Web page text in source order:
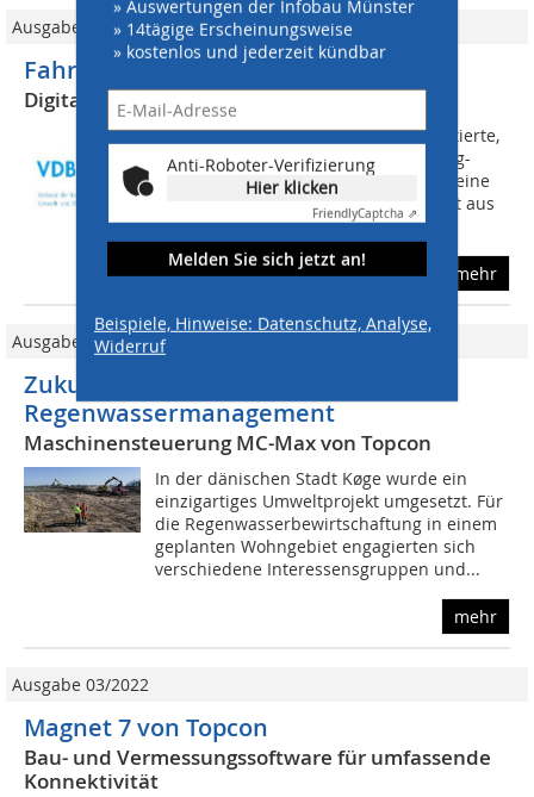
» Auswertungen der Infobau Münster
» 14tägige Erscheinungsweise
» kostenlos und jederzeit kündbar
Anti-Roboter-Verifizierung
Hier klicken
FriendlyCaptcha ⇗
Melden Sie sich jetzt an!
Beispiele, Hinweise: Datenschutz, Analyse,
Widerruf
Ausgabe 02/2018
Fahrbahnerneuerung 4.0
Digitaler Workflow
Wie erneuert man eine hoch frequentierte,
1,4 km lange und 31 m breite Flugzeug-
Startbahn in nur 5 Tagen? Wie bringt eine
Planänderung einen Bauprozess nicht aus
dem Takt? Antworten dazu erhielten...
mehr
Ausgabe 4/2024
Zukunftsweisendes
Regenwassermanagement
Maschinensteuerung MC-Max von Topcon
In der dänischen Stadt Køge wurde ein
einzigartiges Umweltprojekt umgesetzt. Für
die Regenwasserbewirtschaftung in einem
geplanten Wohngebiet engagierten sich
verschiedene Interessensgruppen und...
mehr
Ausgabe 03/2022
Magnet 7 von Topcon
Bau- und Vermessungssoftware für umfassende
Konnektivität